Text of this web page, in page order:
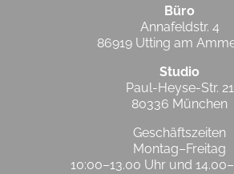
Büro
Annafeldstr. 4
86919 Utting am
Studio
Paul-Heyse-Str. 21
80336 München
Geschäftszeiten
Montag–Freitag
10:00–13.00 Uhr und